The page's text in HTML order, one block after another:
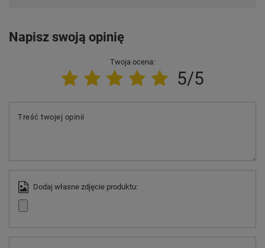
Napisz swoją opinię
Twoja ocena:
5/5
Treść twojej opinii
Dodaj własne zdjęcie produktu: